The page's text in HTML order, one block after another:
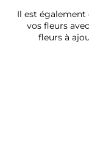
Il est également
vos fleurs
fleurs à